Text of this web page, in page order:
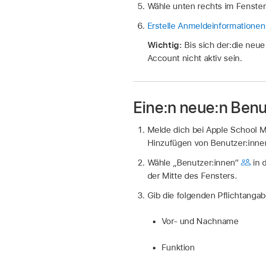
Wähle unten rechts im
Erstelle
Wichtig: Bis sich der:die
Account nicht aktiv sein.
Eine:n neue:n
Melde dich bei Apple School
Hinzufügen von
Wähle „Benutzer:innen“
in
der Mitte des Fensters.
Gib die folgenden
Vor- und Nachname
Funktion